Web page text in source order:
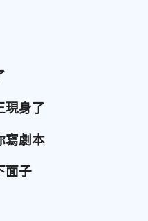
現身了
寫劇本
面子